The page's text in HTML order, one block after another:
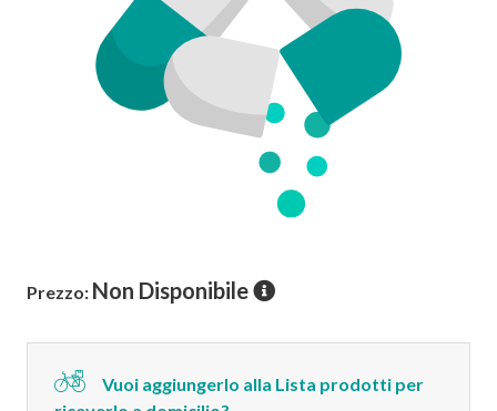
Prezzo: Non Disponibile
Vuoi aggiungerlo alla Lista prodotti per